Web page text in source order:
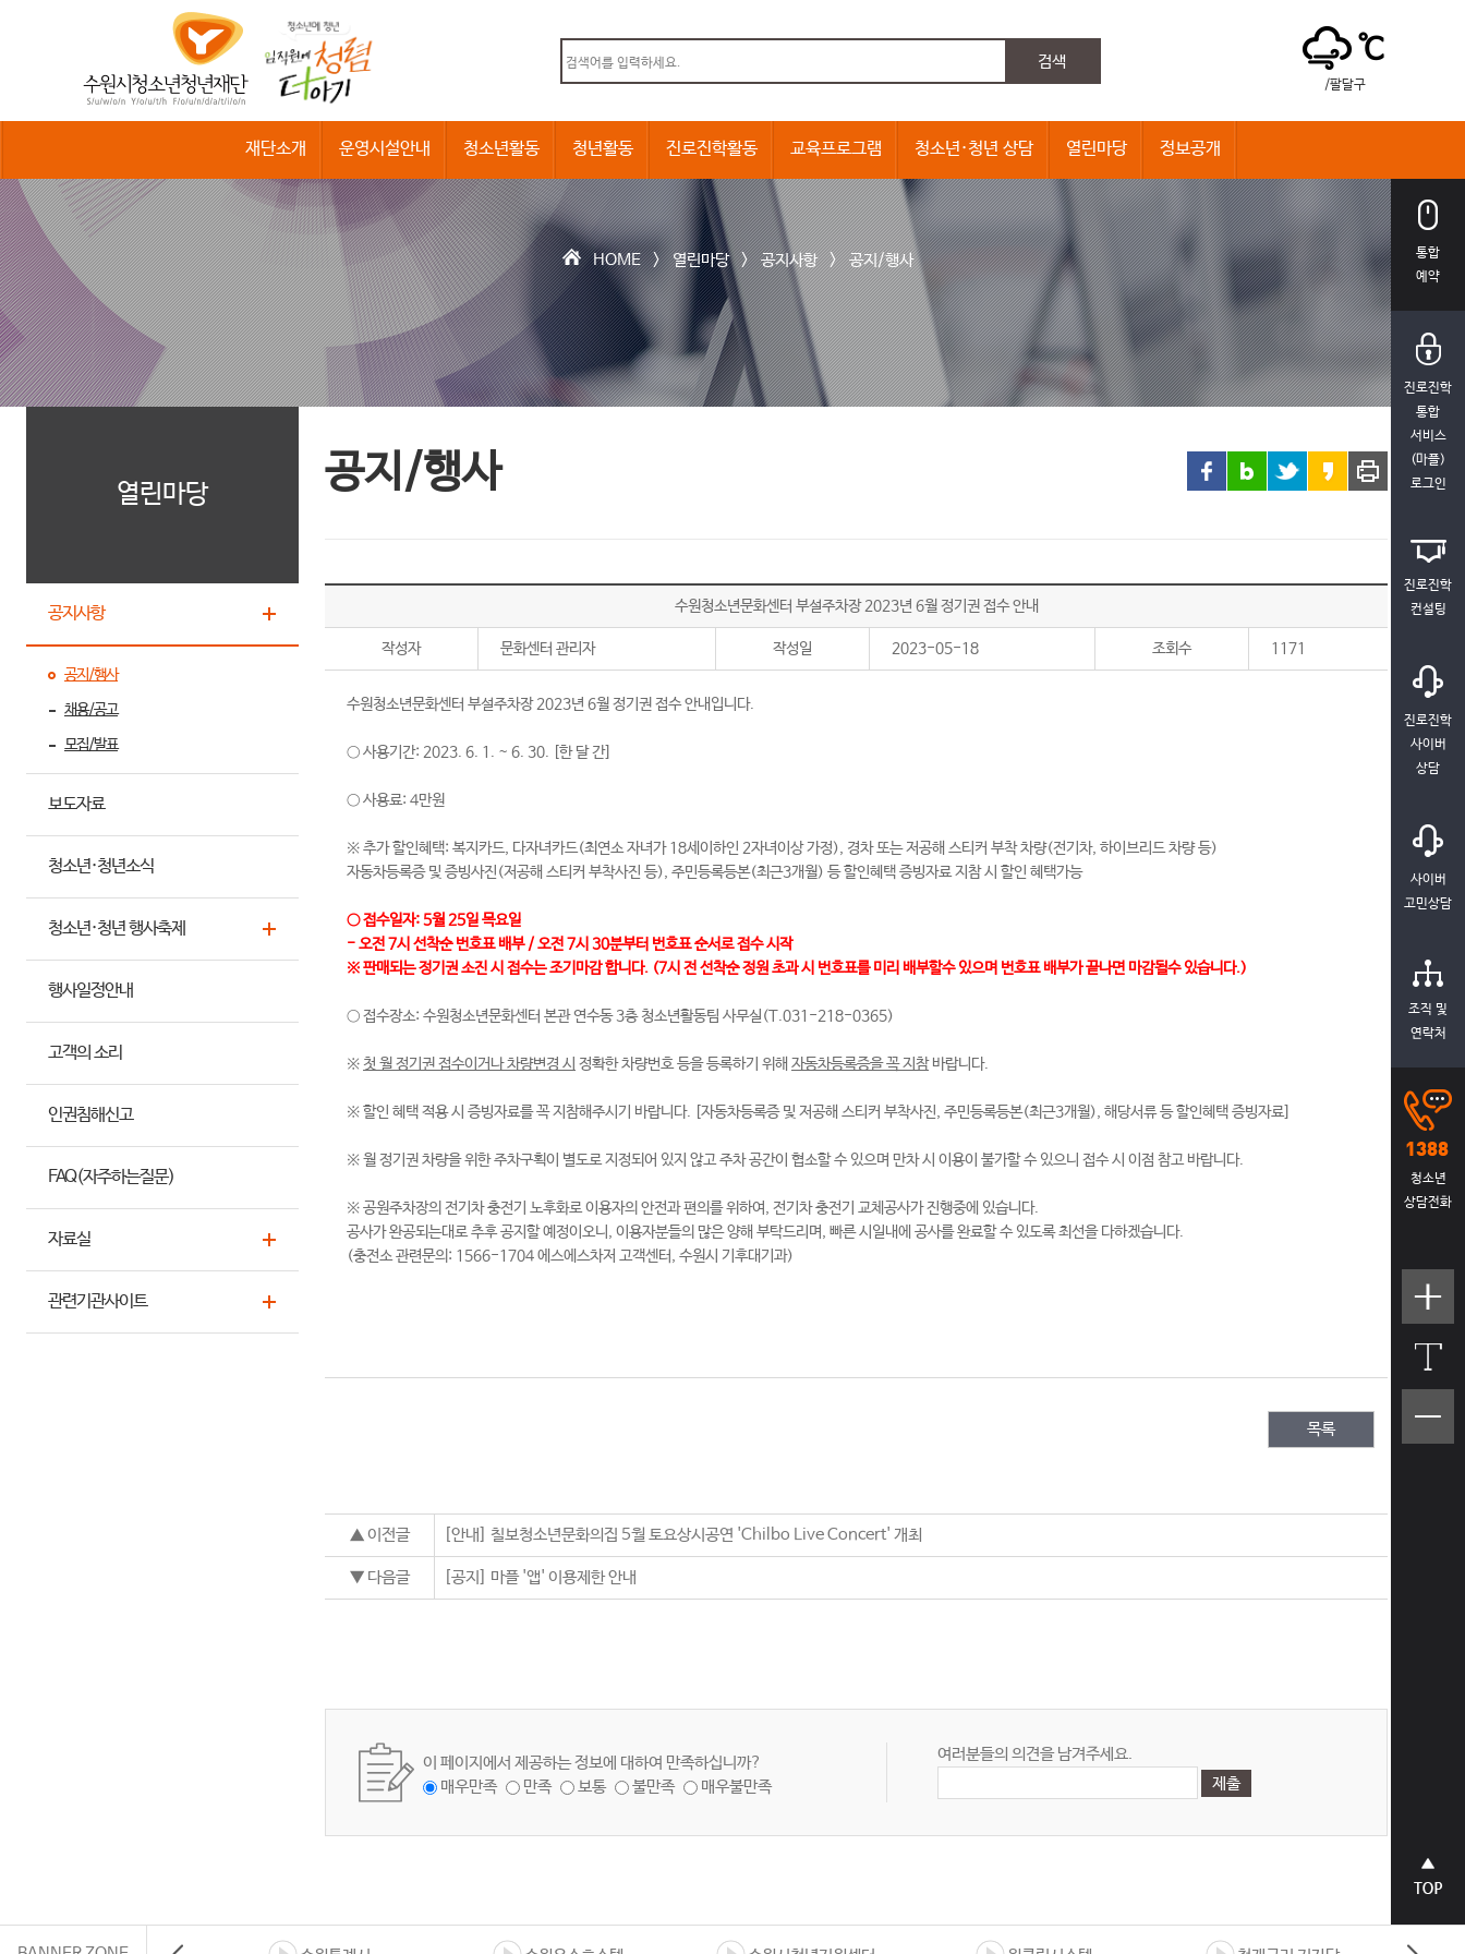
청
소
년
년
재
단
℃
/팔달구
재단소개 운영시설안내 청소년활동 청년활동 진로진학활동 교육프로그램 청소년·청년 상담 열린마당 정보공개
HOME >열린마당>공지사항>공지/행사
열린마당
공지사항
공지/행사
채용/공고
모집/발표
보도자료
청소년·청년소식
청소년·청년 행사축제
행사일정안내
고객의 소리
인권침해신고
FAQ(자주하는질문)
자료실
관련기관사이트
공지/행사
수원청소년문화센터 부설주차장 2023년 6월 정기권 접수 안내
작성자 문화센터 관리자 작성일 2023-05-18 조회수 1171
수원청소년문화센터 부설주차장 2023년 6월 정기권 접수 안내입니다.
○ 사용기간: 2023. 6. 1. ~ 6. 30. [한 달 간]
○ 사용료: 4만원
※ 추가 할인혜택: 복지카드, 다자녀카드(최연소 자녀가 18세이하인 2자녀이상 가정), 경차 또는 저공해 스티커 부착 차량(전기차, 하이브리드 차량 등)
자동차등록증 및 증빙사진(저공해 스티커 부착사진 등), 주민등록등본(최근3개월) 등 할인혜택 증빙자료 지참 시 할인 혜택가능
○ 접수일자: 5월 25일 목요일
- 오전 7시 선착순 번호표 배부 / 오전 7시 30분부터 번호표 순서로 접수 시작
※ 판매되는 정기권 소진 시 접수는 조기마감 합니다. (7시 전 선착순 정원 초과 시 번호표를 미리 배부할수 있으며 번호표 배부가 끝나면 마감될수 있습니다.)
○ 접수장소: 수원청소년문화센터 본관 연수동 3층 청소년활동팀 사무실(T.031-218-0365)
※ 첫 월 정기권 접수이거나 차량변경 시 정확한 차량번호 등을 등록하기 위해 자동차등록증을 꼭 지참바랍니다.
※ 할인 혜택 적용 시 증빙자료를 꼭 지참해주시기 바랍니다. [자동차등록증 및 저공해 스티커 부착사진, 주민등록등본(최근3개월), 해당서류 등 할인혜택 증빙자료]
※ 월 정기권 차량을 위한 주차구획이 별도로 지정되어 있지 않고 주차 공간이 협소할 수 있으며 만차 시 이용이 불가할 수 있으니 접수 시 이점 참고 바랍니다.
※ 공원주차장의 전기차 충전기 노후화로 이용자의 안전과 편의를 위하여, 전기차 충전기 교체공사가 진행중에 있습니다.
공사가 완공되는대로 추후 공지할 예정이오니, 이용자분들의 많은 양해 부탁드리며, 빠른 시일내에 공사를 완료할 수 있도록 최선을 다하겠습니다.
(충전소 관련문의: 1566-1704 에스에스차저 고객센터, 수원시 기후대기과)
목록
▲ 이전글 [안내] 칠보청소년문화의집 5월 토요상시공연 'Chilbo Live Concert' 개최
▼ 다음글 [공지] 마플 '앱' 이용제한 안내
이 페이지에서 제공하는 정보에 대하여 만족하십니까?
매우만족
만족 보통 불만족 매우불만족
여러분들의 의견을 남겨주세요.
통합
예약
진로진학
통합
서비스
(마플)
로그인
진로진학
컨설팅
진로진학
사이버
상담
사이버
고민상담
조직 및
연락처
청소년
상담전화
텍스트
크기크
게
텍스트
크기작
상단으
로 바로